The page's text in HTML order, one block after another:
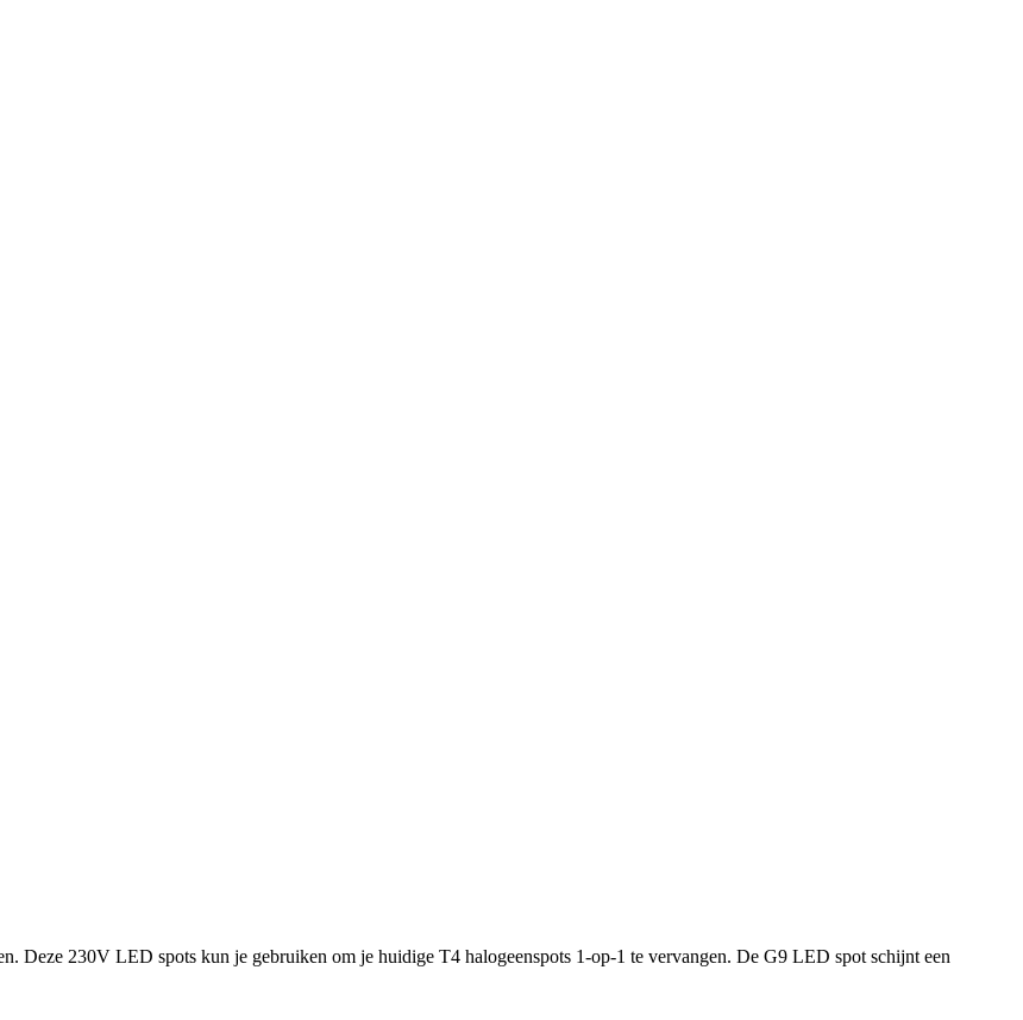
Deze 230V LED spots kun je gebruiken om je huidige T4 halogeenspots 1-op-1 te vervangen. De G9 LED spot schijnt een